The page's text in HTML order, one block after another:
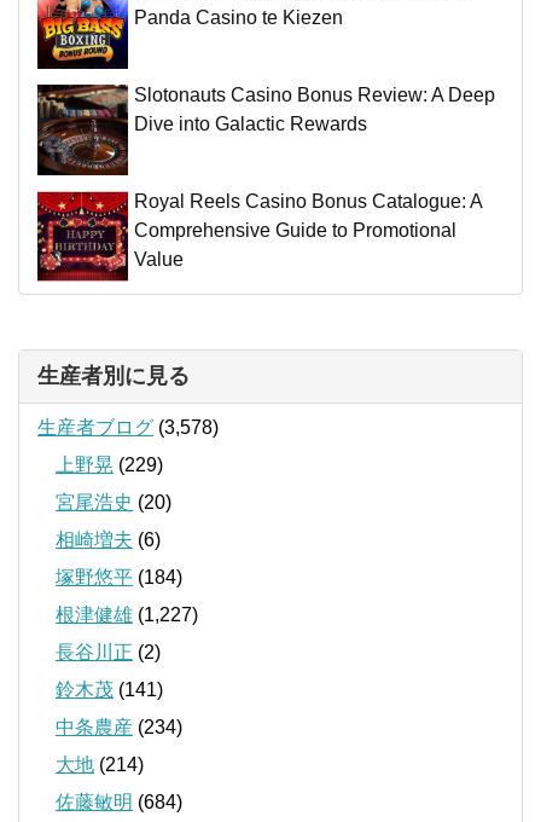
Panda Casino te Kiezen
Slotonauts Casino Bonus Review: A Deep
Dive into Galactic Rewards
Royal Reels Casino Bonus Catalogue: A
Comprehensive Guide to Promotional
Value
生産者別に見る
生産者ブログ (3,578)
上野晃 (229)
宮尾浩史 (20)
相崎増夫 (6)
塚野悠平 (184)
根津健雄 (1,227)
長谷川正 (2)
鈴木茂 (141)
中条農産 (234)
大地 (214)
佐藤敏明 (684)